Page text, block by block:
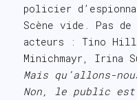
policier
Scène vide. Pas
acteurs : Tino
Minichmayr, Irina
Mais qu’allons-
Non, le public